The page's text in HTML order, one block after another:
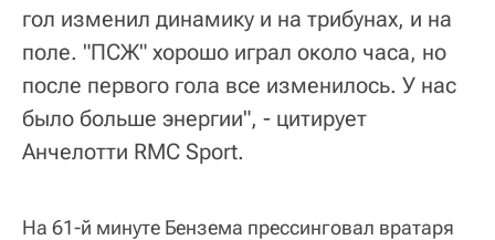
гол изменил динамику и на трибунах, и на
поле. "ПСЖ" хорошо играл около часа, но
после первого гола все изменилось. У нас
было больше энергии", - цитирует
Анчелотти RMC Sport.
На 61-й минуте Бензема прессинговал вратаря